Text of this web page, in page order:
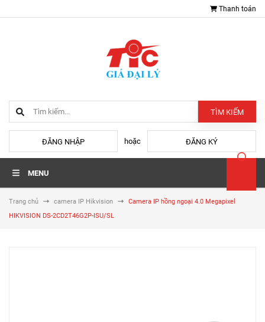
Thanh toán
TÌM KIẾM
ĐĂNG NHẬP hoặc ĐĂNG KÝ
MENU
Trang chủ camera IP Hikvision
Camera IP hồng ngoại 4.0 Megapixel
HIKVISION DS-2CD2T46G2P-ISU/SL